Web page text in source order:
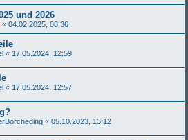
und 2026
« 04.02.2025, 08:36
« 17.05.2024, 12:59
« 17.05.2024, 12:57
« 05.10.2023, 13:12